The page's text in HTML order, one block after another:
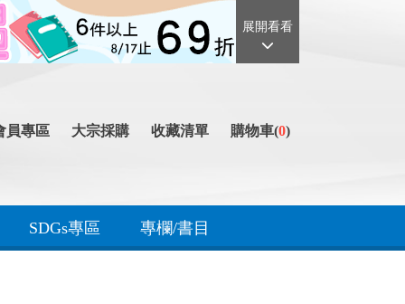
展開看看
員專區 大宗採購 收藏清單 購物車(0)
SDGs專區 專欄/書目